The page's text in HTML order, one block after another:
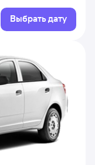
Выбрать дату